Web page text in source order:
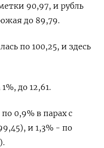
90,97, и рубль
до 89,79.
по 100,25, и здесь
до 12,61.
0,9% в парах с
и 1,3% - по